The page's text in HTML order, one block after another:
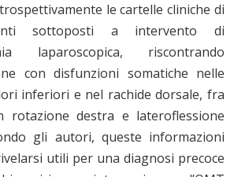
le cartelle cliniche di
sottoposti a intervento di
laparoscopica, riscontrando
con disfunzioni somatiche nelle
inferiori e nel rachide dorsale, fra
rotazione destra e lateroflessione
gli autori, queste informazioni
utili per una diagnosi precoce